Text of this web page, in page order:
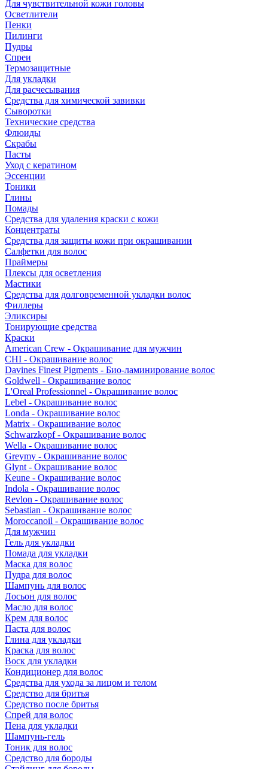
Для чувствительной кожи головы
Осветлители
Пенки
Пилинги
Пудры
Спреи
Термозащитные
Для укладки
Для расчесывания
Средства для химической завивки
Сыворотки
Технические средства
Флюиды
Скрабы
Пасты
Уход с кератином
Эссенции
Тоники
Глины
Помады
Средства для удаления краски с кожи
Концентраты
Средства для защиты кожи при окрашивании
Салфетки для волос
Праймеры
Плексы для осветления
Мастики
Средства для долговременной укладки волос
Филлеры
Эликсиры
Тонирующие средства
Краски
American Crew - Окрашивание для мужчин
CHI - Окрашивание волос
Davines Finest Pigments - Био-ламинирование волос
Goldwell - Окрашивание волос
L'Oreal Professionnel - Окрашивание волос
Lebel - Окрашивание волос
Londa - Окрашивание волос
Matrix - Окрашивание волос
Schwarzkopf - Окрашивание волос
Wella - Окрашивание волос
Greymy - Окрашивание волос
Glynt - Окрашивание волос
Keune - Окрашивание волос
Indola - Окрашивание волос
Revlon - Окрашивание волос
Sebastian - Окрашивание волос
Moroccanoil - Окрашивание волос
Для мужчин
Гель для укладки
Помада для укладки
Маска для волос
Пудра для волос
Шампунь для волос
Лосьон для волос
Масло для волос
Крем для волос
Паста для волос
Глина для укладки
Краска для волос
Воск для укладки
Кондиционер для волос
Средства для ухода за лицом и телом
Средство для бритья
Средство после бритья
Спрей для волос
Пена для укладки
Шампунь-гель
Тоник для волос
Средство для бороды